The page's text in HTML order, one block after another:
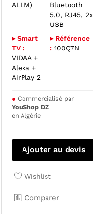
ALLM)
Bluetooth
5.0, RJ45, 2x
USB
▸ Smart
TV :
VIDAA +
Alexa +
AirPlay 2
▸ Référence
:100Q7N
● Commercialisé par
YouShop DZ
en Algérie
Ajouter au devis
Wishlist
Comparer